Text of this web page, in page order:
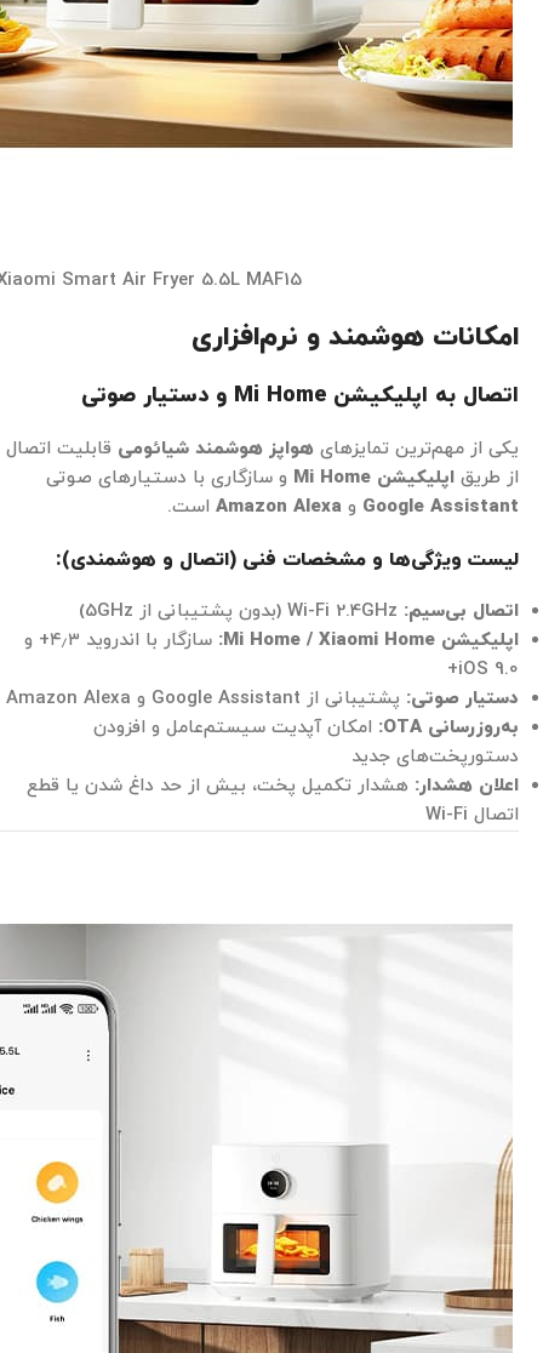
Smart Air Fryer 5.5L MAF15
امکانات هوشمند و نرم‌افزاری
اتصال به اپلیکیشن Mi Home و دستیار صوتی
یکی از مهم‌ترین تمایزهای هواپز هوشمند شیائومی قابلیت اتصال
از طریق اپلیکیشن
و سازگاری با دستیارهای صوتی
Google Assistant و Amazon Alexa است.
لیست ویژگی‌ها و مشخصات فنی (اتصال و هوشمندی):
اتصال بی‌سیم:
اپلیکیشن Mi Home / Xiaomi Home:
سازگار با اندروید ۴٫۳+ و
iOS 9.0+
دستیار صوتی: پشتیبانی از Google Assistant و Amazon Alexa
به‌روزرسانی OTA:
امکان آپدیت سیستم‌عامل و افزودن
دستورپخت‌های جدید
اعلان هشدار: هشدار تکمیل پخت، بیش از حد داغ شدن یا قطع
اتصال Wi-Fi